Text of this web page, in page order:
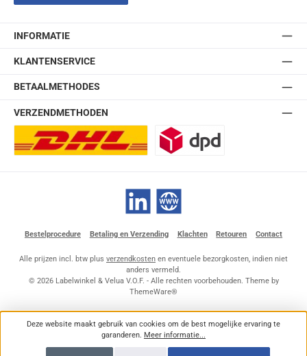
INFORMATIE
KLANTENSERVICE
BETAALMETHODES
VERZENDMETHODEN
LinkedIn Website
Bestelprocedure Betaling en Verzending Klachten Retouren Contact
Alle prijzen incl. btw plus verzendkosten en eventuele bezorgkosten, indien niet
anders vermeld.
© 2026 Labelwinkel & Velua V.O.F. - Alle rechten voorbehouden. Theme by
ThemeWare®
Deze website maakt gebruik van cookies om de best mogelijke ervaring te
garanderen. Meer informatie...